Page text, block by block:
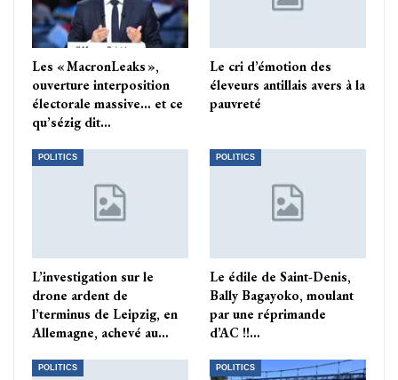
Les « MacronLeaks »,
ouverture interposition
électorale massive… et ce
qu’sézig dit…
Le cri d’émotion des
éleveurs antillais avers à la
pauvreté
POLITICS
L’investigation sur le
drone ardent de
l’terminus de Leipzig, en
Allemagne, achevé au…
POLITICS
Le édile de Saint-Denis,
Bally Bagayoko, moulant
par une réprimande
d’AC !!…
POLITICS POLITICS